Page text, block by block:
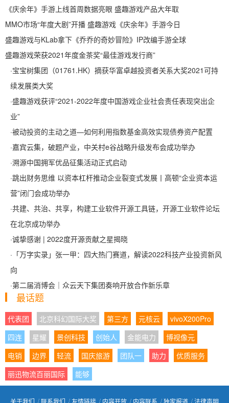
《庆余年》手游上线首周数据亮眼 盛趣游戏产品大年取
MMO市场“年度大剧”开播 盛趣游戏《庆余年》手游今日
盛趣游戏与KLab拿下《乔乔的奇妙冒险》IP改编手游全球
盛趣游戏荣获2021年度金茶奖“最佳游戏发行商”
·宝宝树集团（01761.HK）摘获华富卓越投资者关系大奖2021可持
续发展类大奖
·盛趣游戏获评“2021-2022年度中国游戏企业社会责任表现突出企
业”
·被动投资的主动之道—如何利用指数基金高效实现债券资产配置
·嘉宾云集，破题产业，中关村e谷战略升级发布会成功举办
·溯源中国拥军优品征集活动正式启动
·跳出财务思维 以资本杠杆推动企业裂变式发展丨高顿“企业资本运
营”闭门会成功举办
·共建、共治、共享，构建工业软件开源工具链，开源工业软件论坛
在北京成功举办
·诚挚感谢 | 2022度开源贡献之星揭晓
· 「万字实录」张一甲：四大热门赛道，解读2022科技产业投资新风
向
·第二届消博会｜众云天下集团奏响开放合作新乐章
最话题
代表团 北京科幻国际大奖 第三方 元核云
vivoX200Pro
四连
星耀 景创科技 创始人 金能电力
博视像元
电销
边界 轻流 国庆旅游 团队一 助力
优质服务
丽迅物流百丽国际
能够